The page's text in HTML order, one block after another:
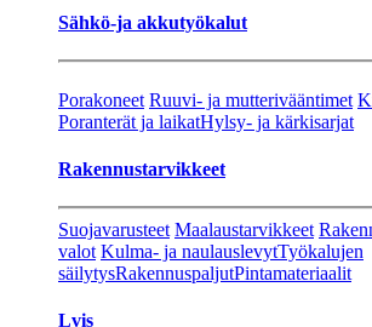
Sähkö-ja akkutyökalut
Porakoneet Ruuvi- ja mutterivääntimet
Poranterät ja laikatHylsy- ja kärkisarjat
Rakennustarvikkeet
Suojavarusteet Maalaustarvikkeet
valot Kulma- ja naulauslevytTyökalujen
säilytysRakennuspaljutPintamateriaalit
Lvis